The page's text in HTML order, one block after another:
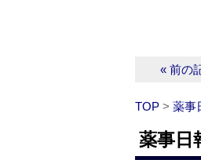
« 前の
TOP > 薬事
薬事